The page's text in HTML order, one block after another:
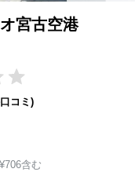
宮古空港
コミ)
¥706含む